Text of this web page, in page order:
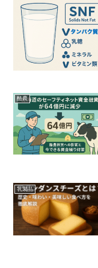
酪農
乳製品